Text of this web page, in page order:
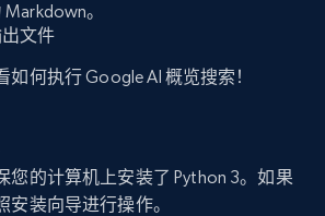
。
文件
何执行 Google AI 概览搜索！
您的计算机上安装了 Python 3。如果
安装向导进行操作。